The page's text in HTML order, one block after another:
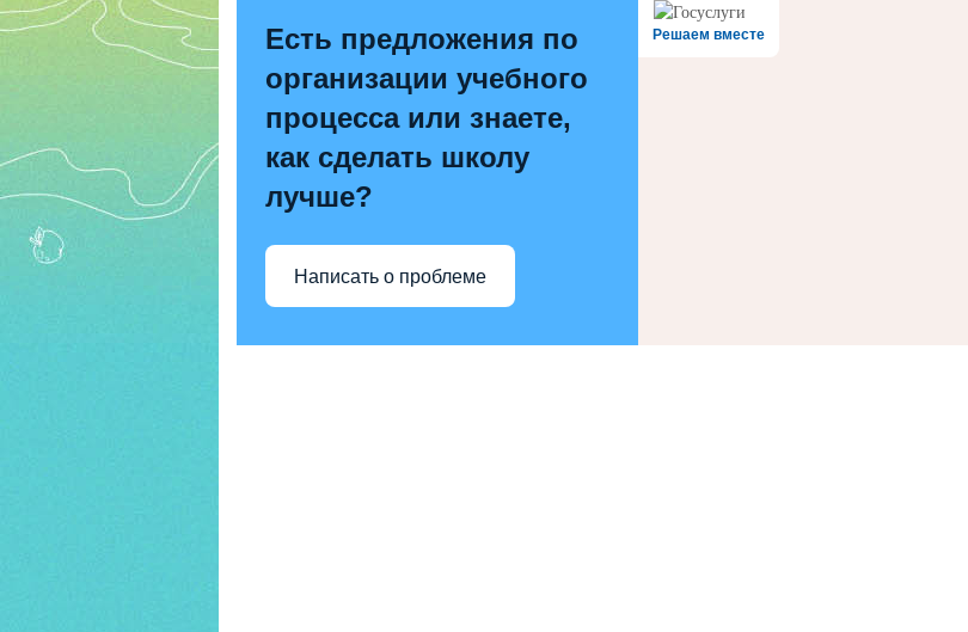
Решаем вместе
Есть предложения по
организации учебного
процесса или знаете,
как сделать школу
лучше?
Написать о проблеме